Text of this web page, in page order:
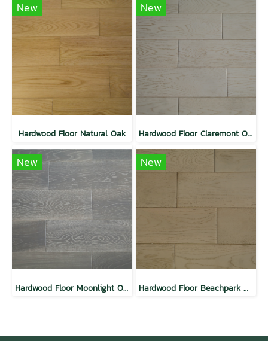
New
Hardwood Floor Natural Oak
New
Hardwood Floor Claremont Oak
New
Hardwood Floor Moonlight Oak
New
Hardwood Floor Beachpark Oak